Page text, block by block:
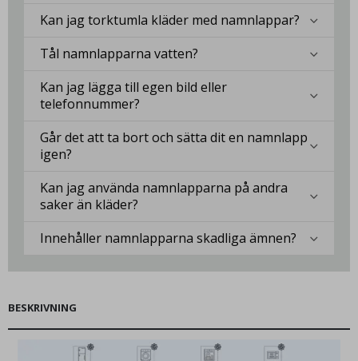
Kan jag torktumla kläder med namnlappar?
Tål namnlapparna vatten?
Kan jag lägga till egen bild eller
telefonnummer?
Går det att ta bort och sätta dit en namnlapp
igen?
Kan jag använda namnlapparna på andra
saker än kläder?
Innehåller namnlapparna skadliga ämnen?
BESKRIVNING